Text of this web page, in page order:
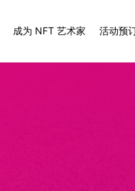
成为 NFT 艺术家 活动预